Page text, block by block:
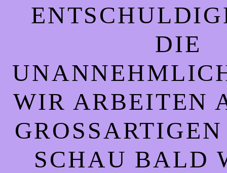
DIE
WIR ARBEITEN
GROSSARTIGEN
CHAU BALD